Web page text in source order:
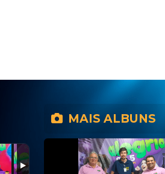
MAIS ALBUNS